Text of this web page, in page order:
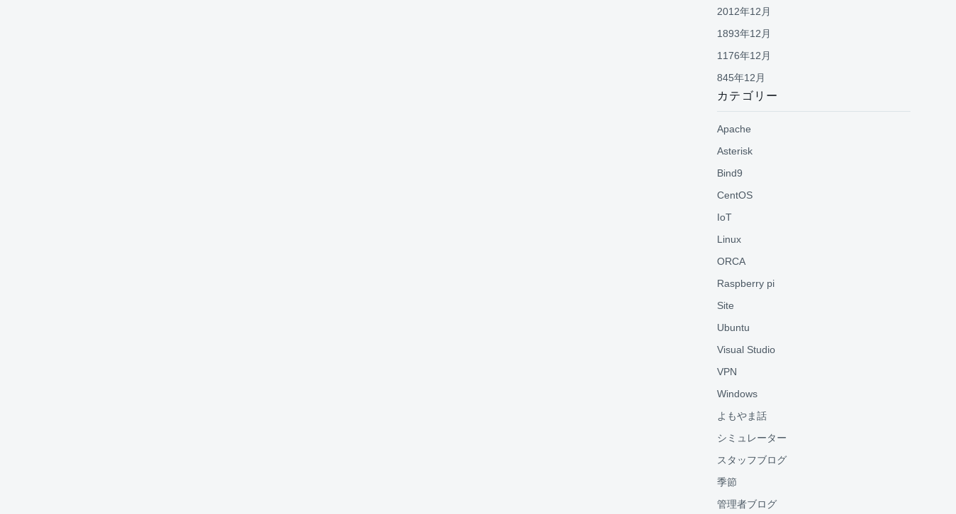
2012年12月
1893年12月
1176年12月
845年12月
カテゴリー
Apache
Asterisk
Bind9
CentOS
IoT
Linux
ORCA
Raspberry pi
Site
Ubuntu
Visual Studio
VPN
Windows
よもやま話
シミュレーター
スタッフブログ
季節
管理者ブログ